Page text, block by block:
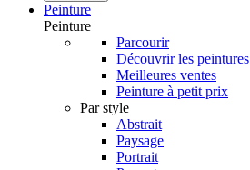
Peinture
Peinture
Parcourir
Découvrir les peintures
Meilleures ventes
Peinture à petit prix
Par style
Abstrait
Paysage
Portrait